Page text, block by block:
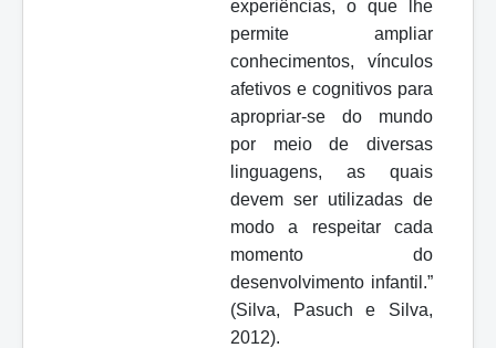
experiências, o que lhe
permite ampliar
conhecimentos, vínculos
afetivos e cognitivos para
apropriar-se do mundo
por meio de diversas
linguagens, as quais
devem ser utilizadas de
modo a respeitar cada
momento do
desenvolvimento infantil.”
(Silva, Pasuch e Silva,
2012).